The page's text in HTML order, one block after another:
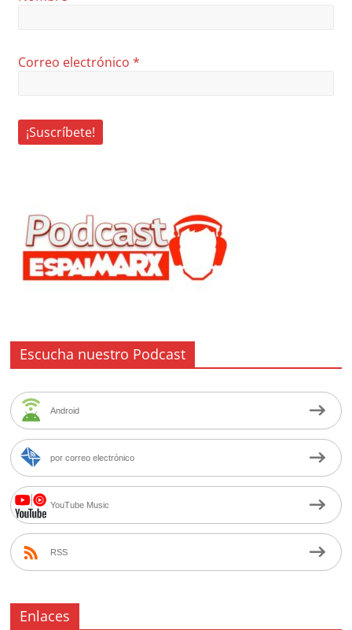
Correo electrónico*
Escucha nuestro Podcast
Android
por correo electrónico
YouTube Music
RSS
Enlaces